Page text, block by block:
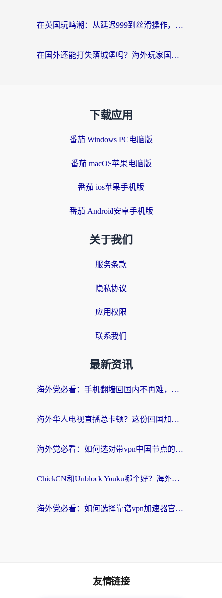
在英国玩鸣潮：从延迟999到丝滑操作，我是怎么做到的？
在国外还能打失落城堡吗？海外玩家国服游戏加速终极指南（附北美玩online加速器下载技巧）
下载应用
番茄 Windows PC电脑版
番茄 macOS苹果电脑版
番茄 ios苹果手机版
番茄 Android安卓手机版
关于我们
服务条款
隐私协议
应用权限
联系我们
最新资讯
海外党必看：手机翻墙回国内不再难，一篇搞定无缝访问国内资源指南
海外华人电视直播总卡顿？这份回国加速器选择指南帮你无缝看国内资源
海外党必看：如何选对带vpn中国节点的加速器？无缝访问国内资源全攻略
ChickCN和Unblock Youku哪个好？海外党亲测4款热门回国加速器，附避坑指南
海外党必看：如何选择靠谱vpn加速器官网？轻松解决国内APP地区限制
友情链接